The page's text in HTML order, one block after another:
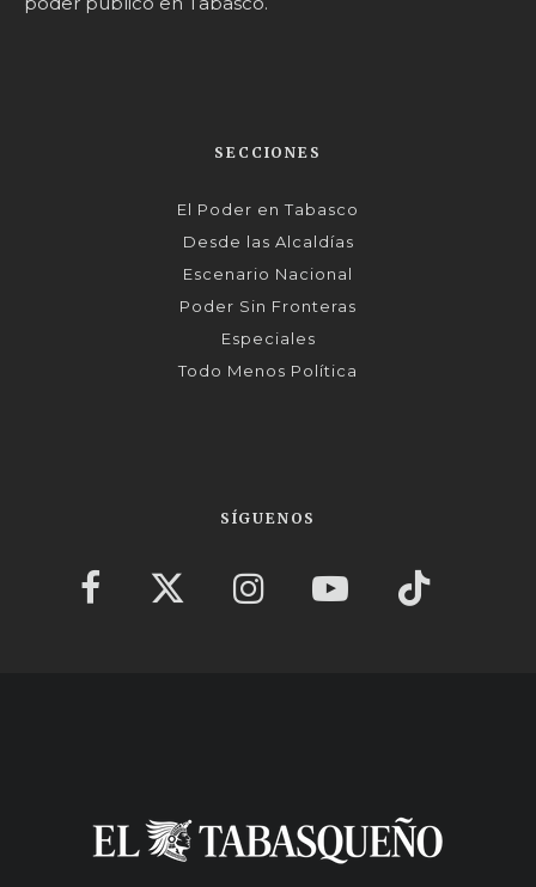
SECCIONES
El Poder en Tabasco
Desde las Alcaldías
Escenario Nacional
Poder Sin Fronteras
Especiales
Todo Menos Política
SÍGUENOS